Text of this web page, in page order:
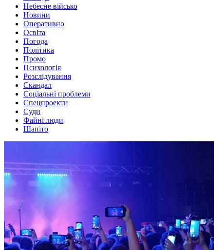
Небесне військо
Новини
Оперативно
Освіта
Погода
Політика
Промо
Психологія
Розслідування
Скандал
Соціальні проблеми
Спецпроекти
Суди
Файні люди
Шапіто